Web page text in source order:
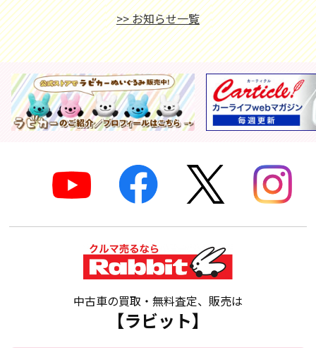
>> お知らせ一覧
中古車の買取・無料査定、販売は
【ラビット】